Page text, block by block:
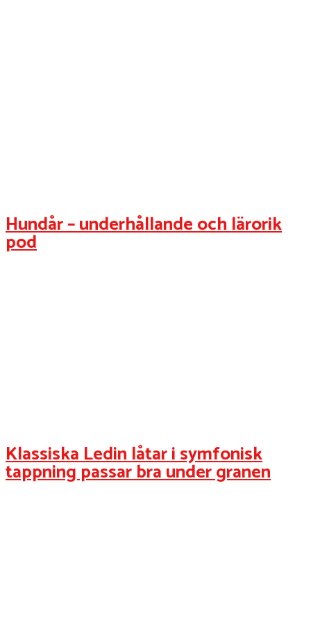
Hundår – underhållande och lärorik
pod
Klassiska Ledin låtar i symfonisk
tappning passar bra under granen